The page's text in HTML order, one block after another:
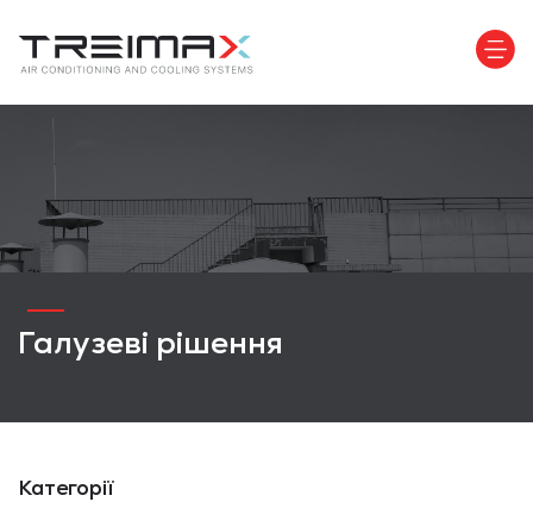
Галузеві рішення
Категорії